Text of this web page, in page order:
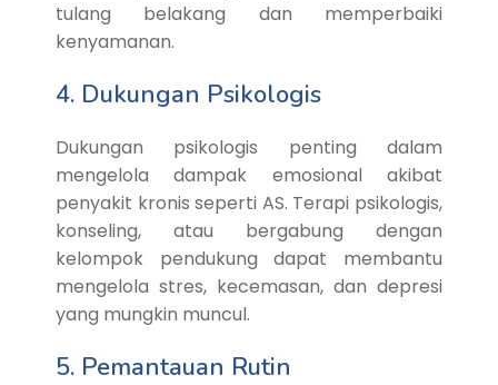
tulang belakang dan memperbaiki
kenyamanan.
4. Dukungan Psikologis
Dukungan psikologis penting dalam
mengelola dampak emosional akibat
penyakit kronis seperti AS. Terapi psikologis,
konseling, atau bergabung dengan
kelompok pendukung dapat membantu
mengelola stres, kecemasan, dan depresi
yang mungkin muncul.
5. Pemantauan Rutin